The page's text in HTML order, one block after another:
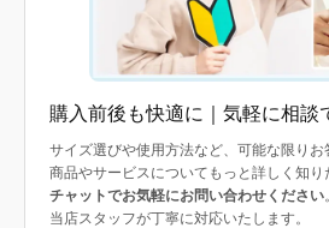
購入前後も快適に｜気軽に相談
サイズ選びや使用方法など、可能な限りお
商品やサービスについてもっと詳しく知り
チャットでお気軽にお問い合わせください。
当店スタッフが丁寧に対応いたします。